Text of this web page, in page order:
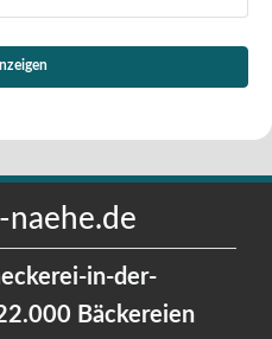
naehe.de
in-der-
Bäckereien